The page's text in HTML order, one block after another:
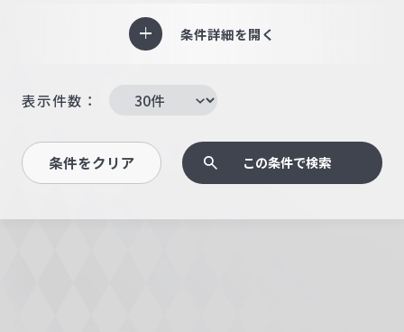
条件詳細を開く
表示件数：
条件をクリア この条件で検索